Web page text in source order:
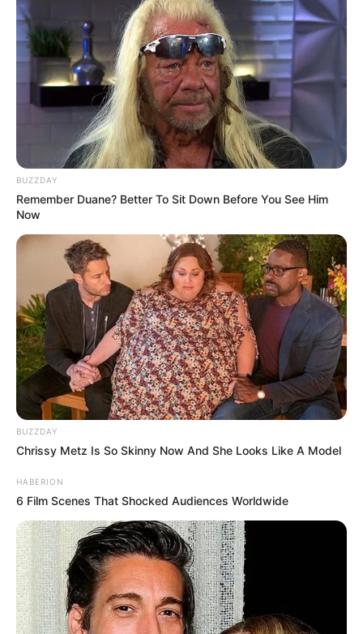
BUZZDAY
Remember Duane? Better To Sit Down Before You See Him
Now
BUZZDAY
Chrissy Metz Is So Skinny Now And She Looks Like A Model
HABERION
6 Film Scenes That Shocked Audiences Worldwide